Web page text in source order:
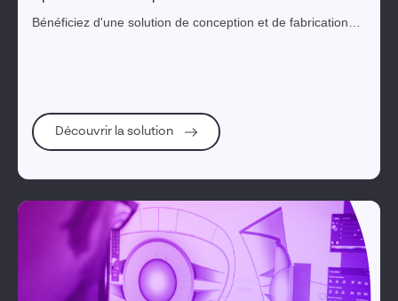
Bénéficiez d'une solution de conception et de fabrication
Découvrir la solution